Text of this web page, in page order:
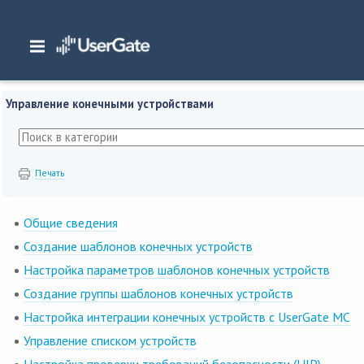
Главная/ Документация/Management Center
устройствами
Управление конечными устройствами
Печать
Общие сведения
Создание шаблонов конечных устройств
Настройка параметров шаблонов конечных устройств
Создание группы шаблонов конечных устройств
Настройка интеграции конечных устройств с UserGate MC
Управление списком устройств